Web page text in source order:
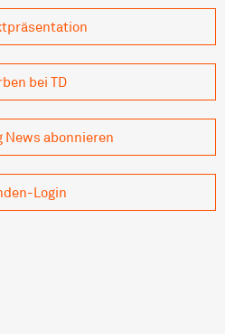
bei TD
News abonnieren
Login